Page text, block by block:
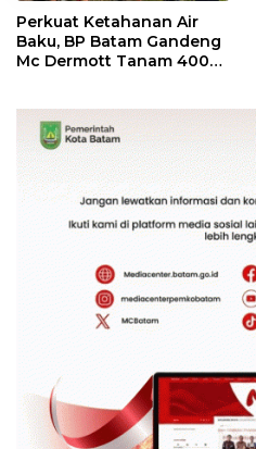
Perkuat Ketahanan Air
Baku, BP Batam Gandeng
Mc Dermott Tanam 400